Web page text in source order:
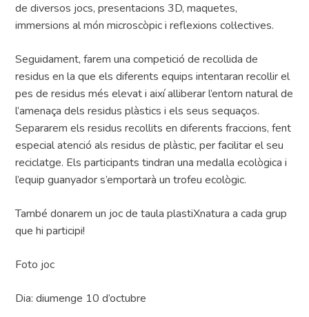
de diversos jocs, presentacions 3D, maquetes,
immersions al món microscòpic i reflexions col·lectives.
Seguidament, farem una competició de recollida de
residus en la que els diferents equips intentaran recollir el
pes de residus més elevat i així alliberar l’entorn natural de
l’amenaça dels residus plàstics i els seus sequaços.
Separarem els residus recollits en diferents fraccions, fent
especial atenció als residus de plàstic, per facilitar el seu
reciclatge. Els participants tindran una medalla ecològica i
l’equip guanyador s’emportarà un trofeu ecològic.
També donarem un joc de taula plastiXnatura a cada grup
que hi participi!
Foto joc
Dia: diumenge 10 d’octubre